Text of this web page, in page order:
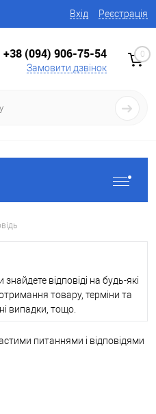
Вхід Реєстрація
+38 (094) 906-75-54
Замовити дзвінок
0
відповіді на будь-які
товару, терміни та
випадки, тощо.
питаннями і відповідями